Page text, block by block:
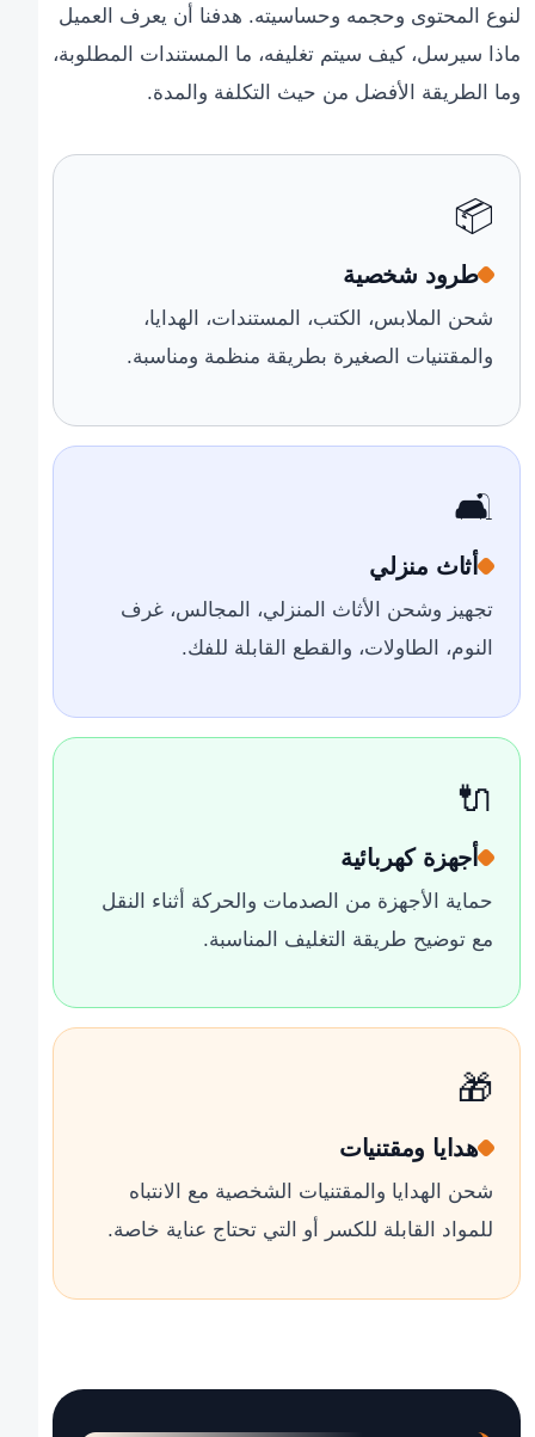
لنوع المحتوى وحجمه وحساسيته. هدفنا أن يعرف العميل
ماذا سيرسل، كيف سيتم تغليفه، ما المستندات المطلوبة،
وما الطريقة الأفضل من حيث التكلفة والمدة.
📦
طرود شخصية
شحن الملابس، الكتب، المستندات، الهدايا،
والمقتنيات الصغيرة بطريقة منظمة ومناسبة.
🛋️
أثاث منزلي
تجهيز وشحن الأثاث المنزلي، المجالس، غرف
النوم، الطاولات، والقطع القابلة للفك.
🔌
أجهزة كهربائية
حماية الأجهزة من الصدمات والحركة أثناء النقل
مع توضيح طريقة التغليف المناسبة.
🎁
هدايا ومقتنيات
شحن الهدايا والمقتنيات الشخصية مع الانتباه
للمواد القابلة للكسر أو التي تحتاج عناية خاصة.